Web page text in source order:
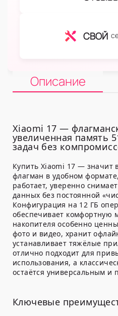
СВОЙ
Описание
Xiaomi 17 —
увеличенная память
задач без
Купить Xiaomi 17 — значит
флагман в удобном
работает, уверенно
данных без постоянной
Конфигурация на 12 ГБ
обеспечивает комфортную
накопителя особенно
фото и видео, хранит
устанавливает тяжёлые
отлично подходит для
использования, а
остаётся универсальным и
Ключевые